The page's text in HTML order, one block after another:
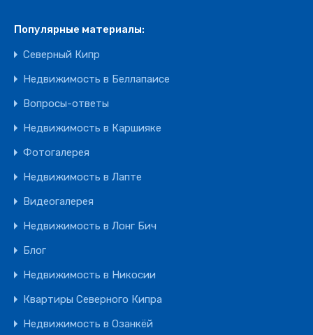
Популярные материалы:
Северный Кипр
Недвижимость в Беллапаисе
Вопросы-ответы
Недвижимость в Каршияке
Фотогалерея
Недвижимость в Лапте
Видеогалерея
Недвижимость в Лонг Бич
Блог
Недвижимость в Никосии
Квартиры Северного Кипра
Недвижимость в Озанкёй